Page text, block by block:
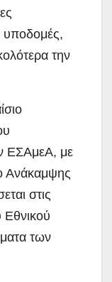
υποδομές,
την
ΕΣΑμεΑ, με
Ανάκαμψης
στις
Εθνικού
των